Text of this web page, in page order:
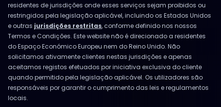
residentes de jurisdições onde esses serviços sejam proibidos ou
restringidos pela legislação aplicável, incluindo os Estados Unidos
e outras jurisdições restritas, conforme definido nos nossos
Termos e Condições. Este website não é direcionado a residentes
do Espaço Económico Europeu nem do Reino Unido. Não
solicitamos ativamente clientes nestas jurisdições e apenas
aceitamos registos efetuados por iniciativa exclusiva do cliente
quando permitido pela legislação aplicável. Os utilizadores são
responsáveis por garantir o cumprimento das leis e regulamentos
locais.